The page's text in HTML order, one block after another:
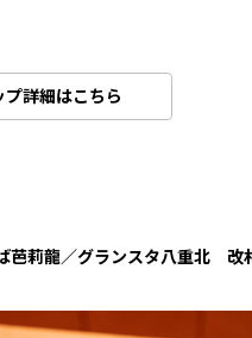
プ詳細はこちら
芭莉龍／グランスタ八重北 改